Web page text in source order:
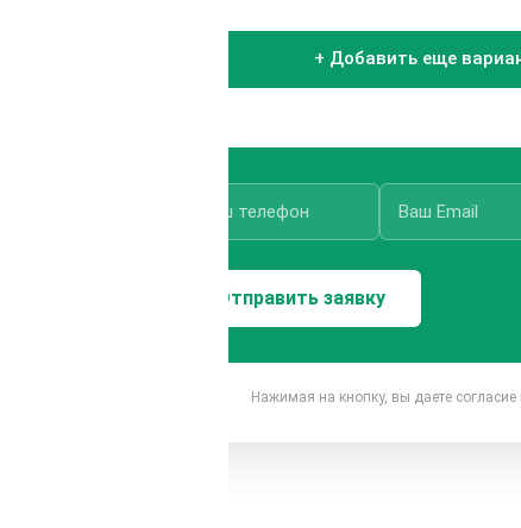
+ Добавить еще
Нажимая на кнопку, вы даете согласие